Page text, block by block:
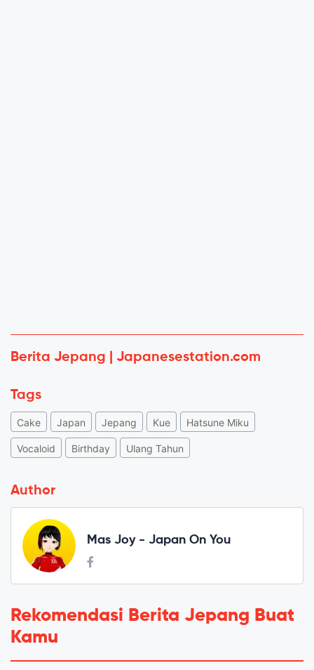
Berita Jepang | Japanesestation.com
Tags
Cake Japan Jepang Kue Hatsune Miku
Vocaloid Birthday Ulang Tahun
Author
Mas Joy - Japan On You
Rekomendasi Berita Jepang Buat
Kamu